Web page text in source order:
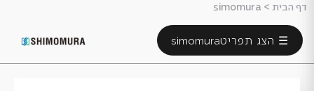
דף הבית >
simomura
☰ הצג תפריטsimomura